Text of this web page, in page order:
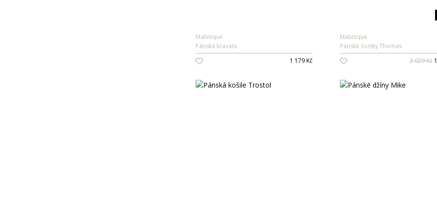
Matinique
Pánská kravata
1 179 Kč
Matinique
Pánské šortky Thomas
2 029 Kč